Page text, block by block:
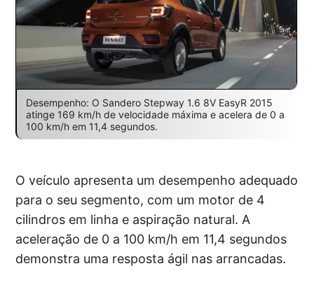
Desempenho: O Sandero Stepway 1.6 8V EasyR 2015
atinge 169 km/h de velocidade máxima e acelera de 0 a
100 km/h em 11,4 segundos.
O veículo apresenta um desempenho adequado
para o seu segmento, com um motor de 4
cilindros em linha e aspiração natural. A
aceleração de 0 a 100 km/h em 11,4 segundos
demonstra uma resposta ágil nas arrancadas.